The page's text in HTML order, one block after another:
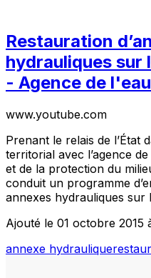
Restauration
hydrauliques sur
- Agence de
www.youtube.com
Prenant le relais de l’État
territorial avec l’agence
et de la protection du
conduit un programme
annexes hydrauliques sur
Ajouté le 01 octobre 2015
annexe hydraulique